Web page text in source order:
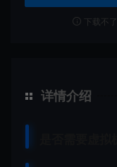
下载不
详情介绍